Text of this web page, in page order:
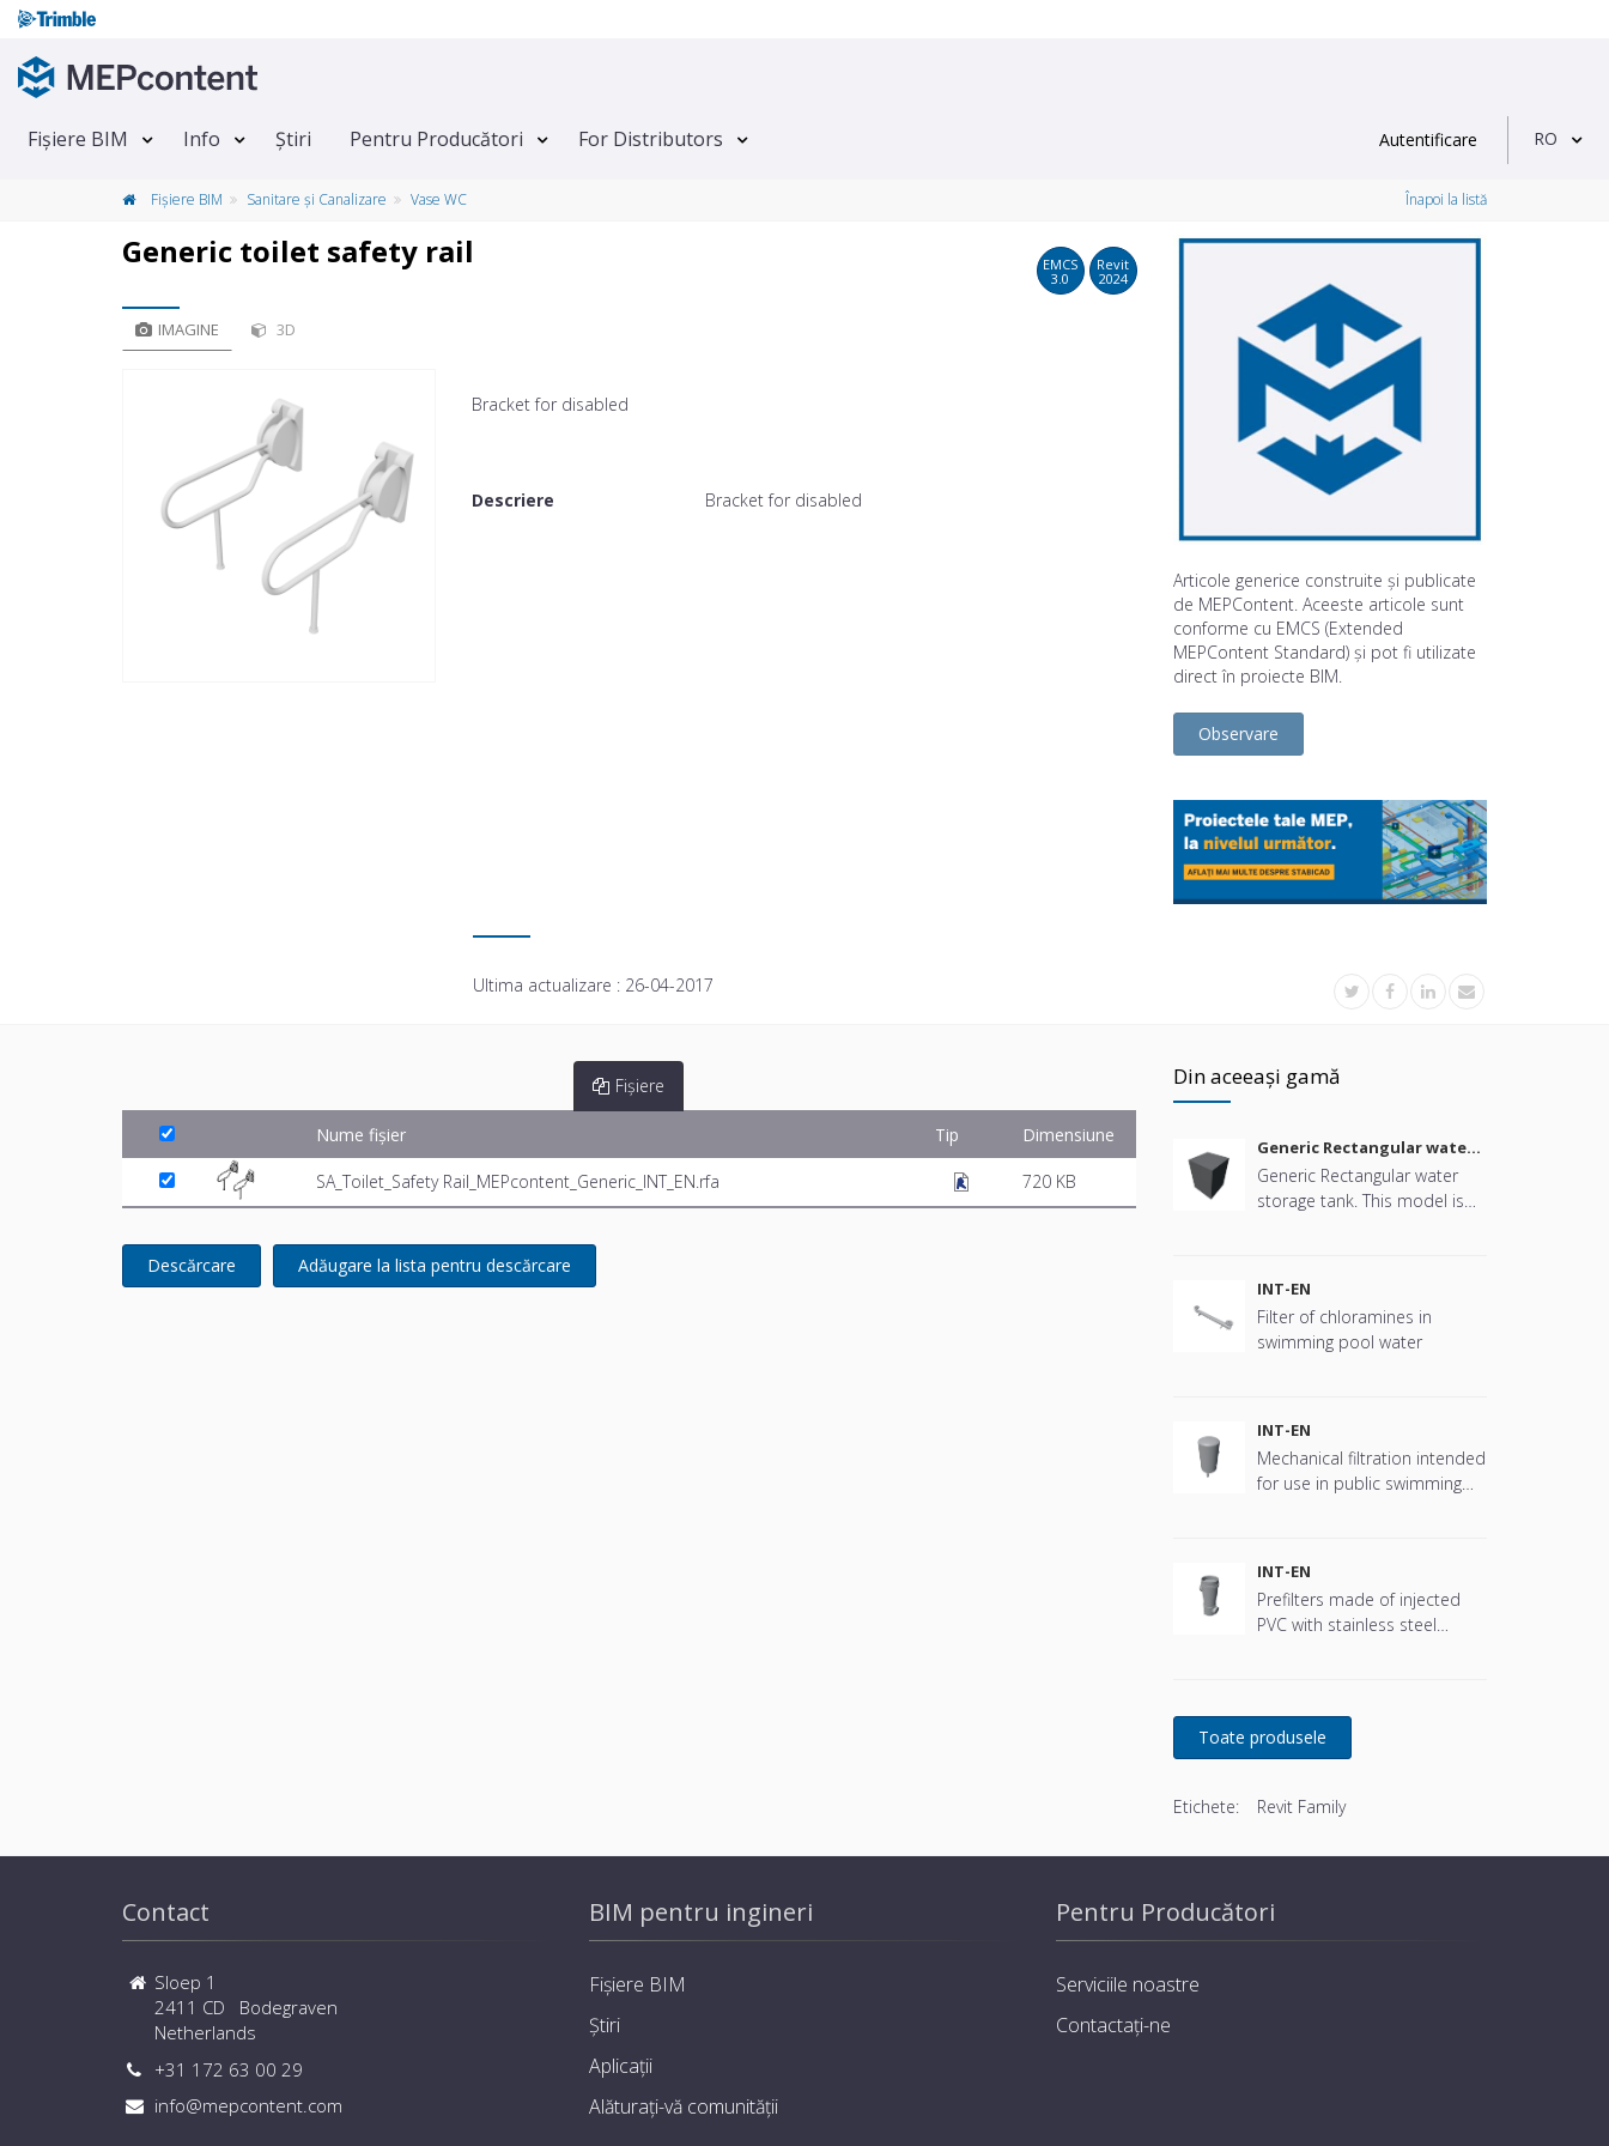
Fișiere BIM Info Știri Pentru Producători For Distributors Autentificare RO
Fișiere BIM Sanitare și Canalizare Vase WC Înapoi la listă
Generic toilet safety rail
EMCS
3.0
Revit
2024
IMAGINE 3D
Bracket for disabled
Descriere Bracket for disabled
Articole generice construite și publicate
de MEPContent. Aceeste articole sunt
conforme cu EMCS (Extended
MEPContent Standard) și pot fi utilizate
direct în proiecte BIM.
Observare
Ultima actualizare : 26-04-2017
Fișiere
Nume fișier Tip Dimensiune
SA_Toilet_Safety Rail_MEPcontent_Generic_INT_EN.rfa 720 KB
Descărcare Adăugare la lista pentru descărcare
Din aceeași gamă
Generic Rectangular water
storage tank
Generic Rectangular water
storage tank. This model is
INT-EN
Filter of chloramines in
swimming pool water
INT-EN
Mechanical filtration intended
for use in public swimming
INT-EN
Prefilters made of injected
PVC with stainless steel
Etichete: Revit Family
Contact
Sloep 1
2411 CD Bodegraven
Netherlands
+31 172 63 00 29
info@mepcontent.com
BIM pentru ingineri
Fișiere BIM
Știri
Aplicații
Alăturați-vă comunității
Pentru Producători
Serviciile noastre
Contactați-ne